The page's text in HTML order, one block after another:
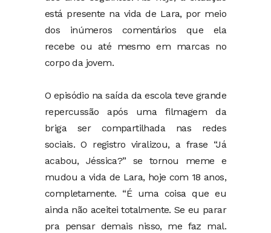
está presente na vida de Lara, por meio
dos inúmeros comentários que ela
recebe ou até mesmo em marcas no
corpo da jovem.
O episódio na saída da escola teve grande
repercussão após uma filmagem da
briga ser compartilhada nas redes
sociais. O registro viralizou, a frase “Já
acabou, Jéssica?” se tornou meme e
mudou a vida de Lara, hoje com 18 anos,
completamente. “É uma coisa que eu
ainda não aceitei totalmente. Se eu parar
pra pensar demais nisso, me faz mal.